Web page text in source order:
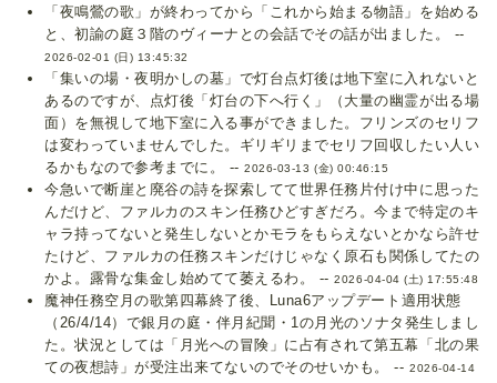
「夜鳴鶯の歌」が終わってから「これから始まる物語」を始める
と、初諭の庭３階のヴィーナとの会話でその話が出ました。 --
2026-02-01 (日) 13:45:32
「集いの場・夜明かしの墓」で灯台点灯後は地下室に入れないと
あるのですが、点灯後「灯台の下へ行く」（大量の幽霊が出る場
面）を無視して地下室に入る事ができました。フリンズのセリフ
は変わっていませんでした。ギリギリまでセリフ回収したい人い
るかもなので参考までに。 --2026-03-13 (金) 00:46:15
今急いで断崖と廃谷の詩を探索してて世界任務片付け中に思った
んだけど、ファルカのスキン任務ひどすぎだろ。今まで特定のキ
ャラ持ってないと発生しないとかモラをもらえないとかなら許せ
たけど、ファルカの任務スキンだけじゃなく原石も関係してたの
かよ。露骨な集金し始めてて萎えるわ。 --2026-04-04 (土) 17:55:48
魔神任務空月の歌第四幕終了後、Luna6アップデート適用状態
（26/4/14）で銀月の庭・伴月紀聞・1の月光のソナタ発生しまし
た。状況としては「月光への冒険」に占有されて第五幕「北の果
ての夜想詩」が受注出来てないのでそのせいかも。 --2026-04-14